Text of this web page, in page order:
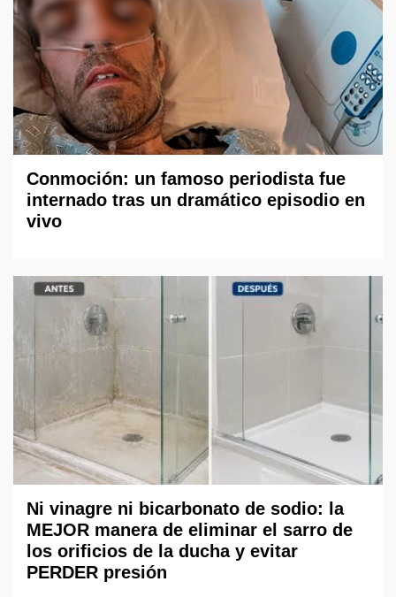
Conmoción: un famoso periodista fue
internado tras un dramático episodio en
vivo
Ni vinagre ni bicarbonato de sodio: la
MEJOR manera de eliminar el sarro de
los orificios de la ducha y evitar
PERDER presión